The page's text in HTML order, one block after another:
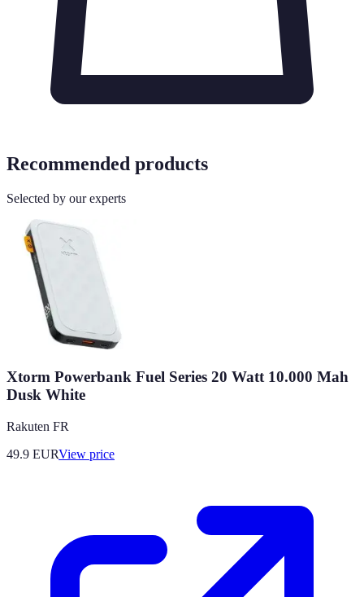
Recommended products
Selected by our experts
Xtorm Powerbank Fuel Series 20 Watt 10.000 Mah
Dusk White
Rakuten FR
49.9 EURView price